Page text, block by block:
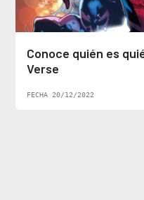
Conoce quién es
Verse
FECHA 20/12/2022